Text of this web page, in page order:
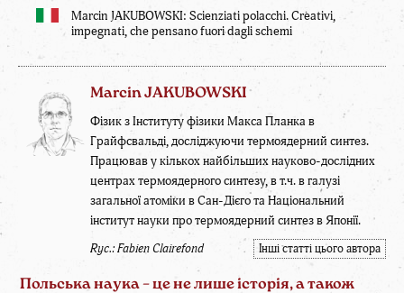
Marcin JAKUBOWSKI: Scienziati polacchi. Creativi,
impegnati, che pensano fuori dagli schemi
Marcin JAKUBOWSKI
Фізик з Інституту фізики Макса Планка в
Грайфсвальді, досліджуючи термоядерний синтез.
Працював у кількох найбільших науково-дослідних
центрах термоядерного синтезу, в т.ч. в галузі
загальної атоміки в Сан-Дієго та Національний
інститут науки про термоядерний синтез в Японії.
Ryc.: Fabien Clairefond Інші статті цього автора
Польська наука – це не лише історія, а також